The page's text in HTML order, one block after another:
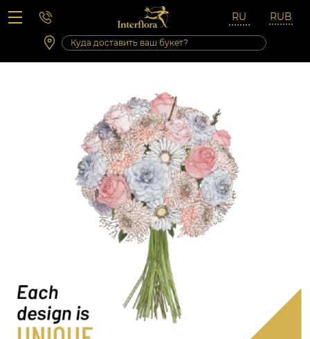
Вопросы-ответы
Сб 10:00 ‐ 14:00
Выходные и праздничные дни